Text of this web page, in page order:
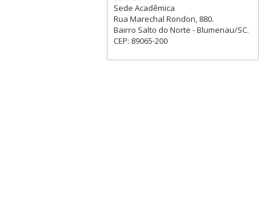
Sede Acadêmica
Rua Marechal Rondon, 880.
Bairro Salto do Norte - Blumenau/SC.
CEP: 89065-200